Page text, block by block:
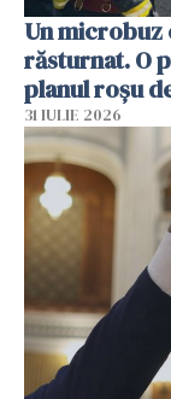
Un microbuz
răsturnat. O
planul roșu
31 IULIE 2026